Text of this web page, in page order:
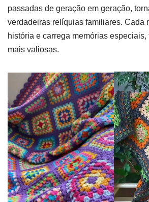
passadas de geração em geração,
verdadeiras relíquias familiares. Cada
história e carrega memórias
mais valiosas.